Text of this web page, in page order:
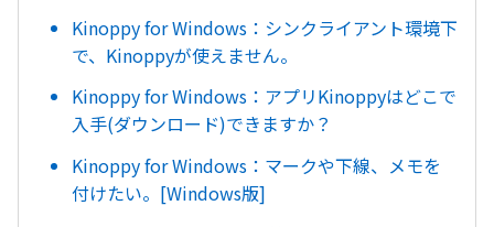
Kinoppy for Windows：シンクライアント環境下
で、Kinoppyが使えません。
Kinoppy for Windows：アプリKinoppyはどこで
入手(ダウンロード)できますか？
Kinoppy for Windows：マークや下線、メモを
付けたい。[Windows版]